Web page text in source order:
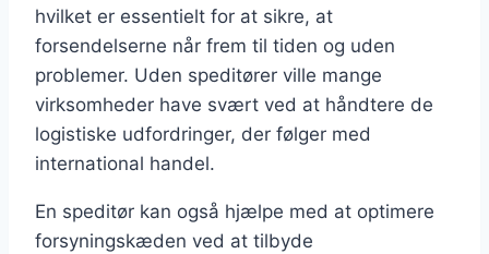
hvilket er essentielt for at sikre, at
forsendelserne når frem til tiden og uden
problemer. Uden speditører ville mange
virksomheder have svært ved at håndtere de
logistiske udfordringer, der følger med
international handel.
En speditør kan også hjælpe med at optimere
forsyningskæden ved at tilbyde